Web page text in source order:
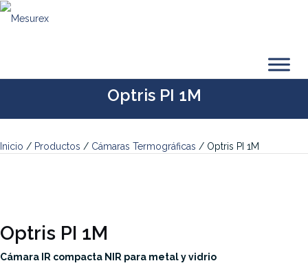
Saltar
Optris PI 1M
Inicio / Productos / Cámaras Termográficas / Optris PI 1M
Optris PI 1M
Cámara IR compacta NIR para metal y vidrio